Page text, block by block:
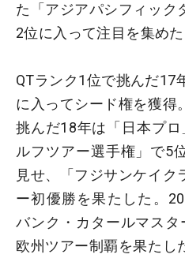
た「アジアパシフィック
2位に入って注目を集めた
QTランク1位で挑んだ17
に入ってシード権を獲得
挑んだ18年は「日本プ
ルフツアー選手権」で5
見せ、「フジサンケイク
ー初優勝を果たした。
バンク・カタールマス
欧州ツアー制覇を果たし